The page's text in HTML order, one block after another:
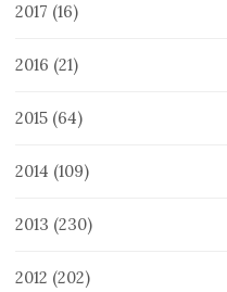
2017 (16)
2016 (21)
2015 (64)
2014 (109)
2013 (230)
2012 (202)